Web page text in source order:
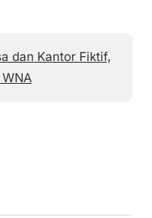
dan Kantor Fiktif,